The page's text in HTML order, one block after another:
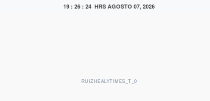
19 : 26 : 25 HRS AGOSTO 07, 2026
RUIZHEALYTIMES_T_0